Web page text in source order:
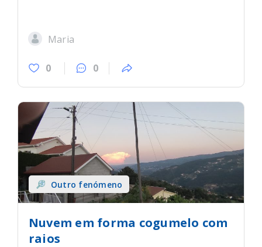
Maria
0 0
Outro fenómeno
Nuvem em forma cogumelo com
raios